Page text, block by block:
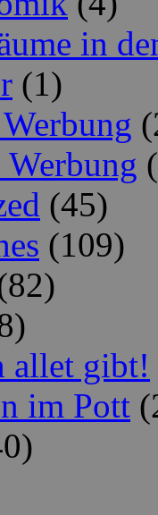
in
(1)
(45)
(109)
allet gibt!
im Pott